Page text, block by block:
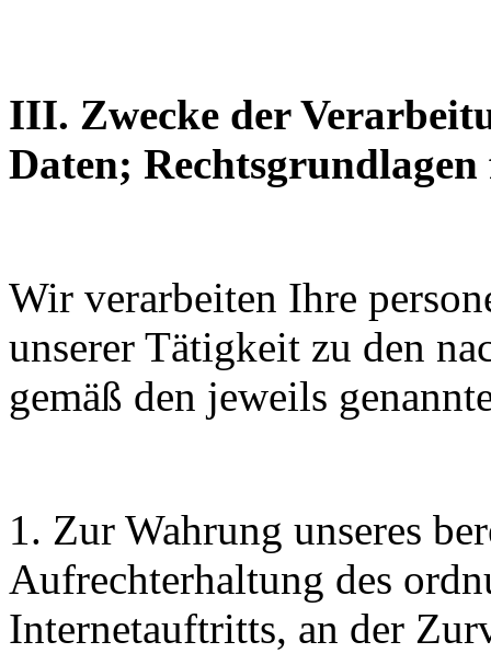
III. Zwecke der
Daten;
Wir verarbeiten Ihre
unserer Tätigkeit zu den
gemäß den jeweils
1. Zur Wahrung unseres
Aufrechterhaltung des
Internetauftritts, an der